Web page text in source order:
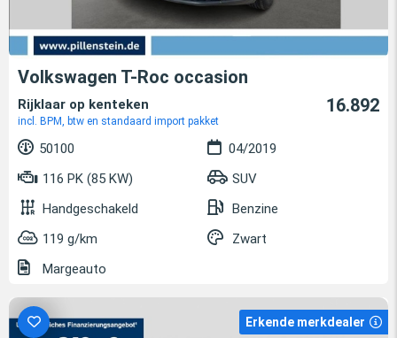
Volkswagen T-Roc occasion
Rijklaar op kenteken
incl. BPM, btw en standaard import pakket
16.892
50100
04/2019
116 PK (85 KW)
SUV
Handgeschakeld
Benzine
119 g/km
Zwart
Margeauto
Erkende merkdealer